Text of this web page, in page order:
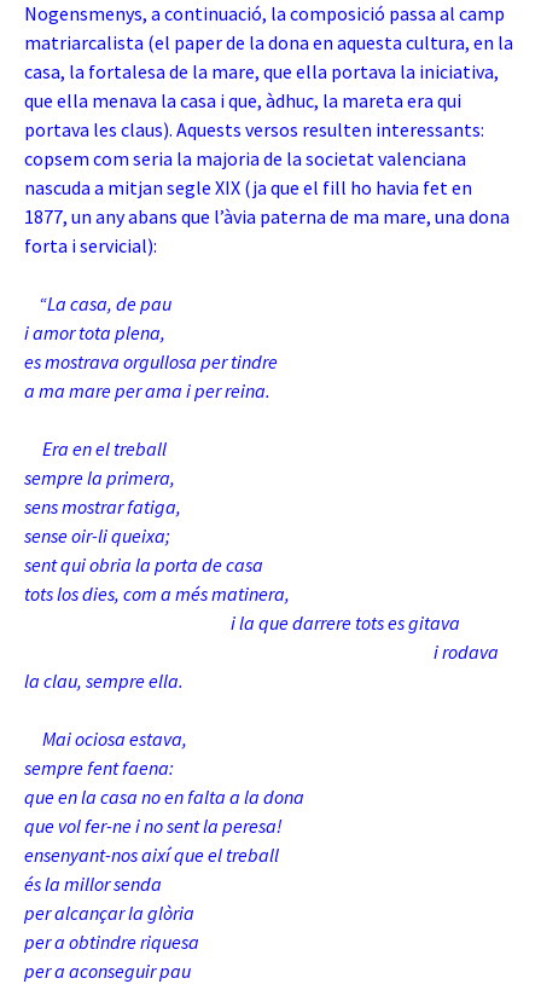
Nogensmenys, a continuació, la composició passa al camp
matriarcalista (el paper de la dona en aquesta cultura, en la
casa, la fortalesa de la mare, que ella portava la iniciativa,
que ella menava la casa i que, àdhuc, la mareta era qui
portava les claus). Aquests versos resulten interessants:
copsem com seria la majoria de la societat valenciana
nascuda a mitjan segle XIX (ja que el fill ho havia fet en
1877, un any abans que l’àvia paterna de ma mare, una dona
forta i servicial):
“La casa, de pau
i amor tota plena,
es mostrava orgullosa per tindre
a ma mare per ama i per reina.
Era en el treball
sempre la primera,
sens mostrar fatiga,
sense oir-li queixa;
sent qui obria la porta de casa
tots los dies, com a més matinera,
i la que darrere tots es gitava
i rodava
la clau, sempre ella.
Mai ociosa estava,
sempre fent faena:
que en la casa no en falta a la dona
que vol fer-ne i no sent la peresa!
ensenyant-nos així que el treball
és la millor senda
per alcançar la glòria
per a obtindre riquesa
per a aconseguir pau